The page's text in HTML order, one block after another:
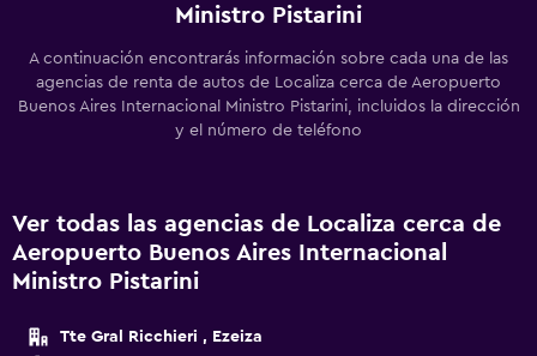
Ministro Pistarini
A continuación encontrarás información sobre cada una de las
agencias de renta de autos de Localiza cerca de Aeropuerto
Buenos Aires Internacional Ministro Pistarini, incluidos la dirección
y el número de teléfono
Ver todas las agencias de Localiza cerca de
Aeropuerto Buenos Aires Internacional
Ministro Pistarini
Tte Gral Ricchieri , Ezeiza